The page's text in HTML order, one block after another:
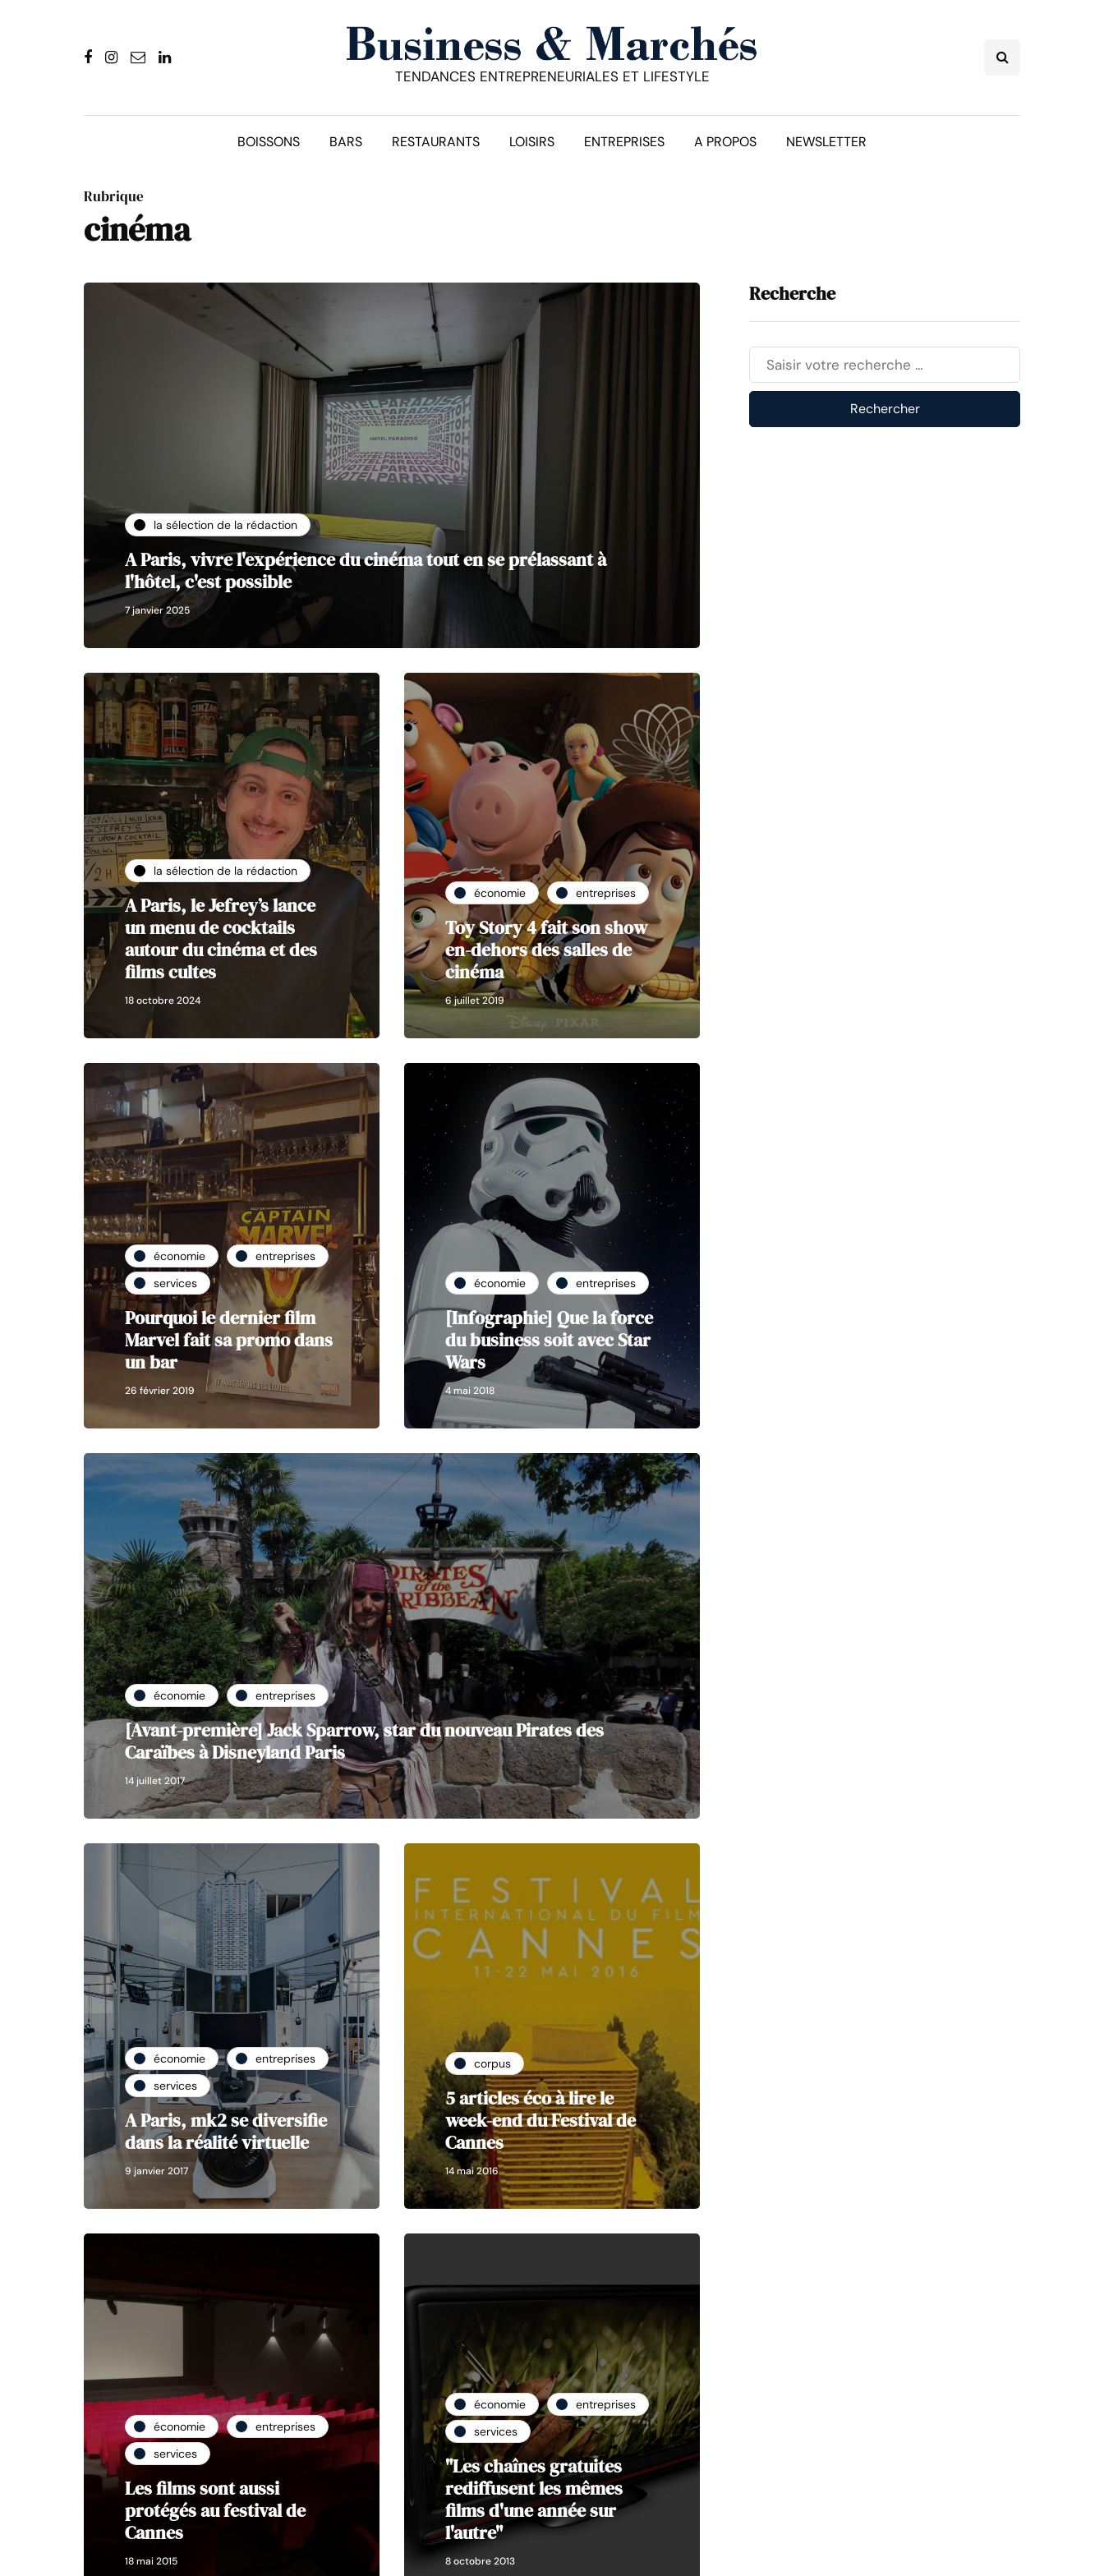
TENDANCES ENTREPRENEURIALES ET LIFESTYLE
BOISSONS BARS RESTAURANTS LOISIRS ENTREPRISES A PROPOS NEWSLETTER
Rubrique
cinéma
la sélection de la rédaction
A Paris, vivre l'expérience du cinéma tout en se prélassant à
l'hôtel, c'est possible
7 janvier 2025
la sélection de la rédaction
A Paris, le Jefrey’s lance
un menu de cocktails
autour du cinéma et des
films cultes
18 octobre 2024
économie entreprises
Toy Story 4 fait son show
en-dehors des salles de
cinéma
6 juillet 2019
économie
entreprises
services
Pourquoi le dernier film
Marvel fait sa promo dans
un bar
26 février 2019
économie entreprises
[Infographie] Que la force
du business soit avec Star
Wars
4 mai 2018
économie entreprises
[Avant-première] Jack Sparrow, star du nouveau Pirates des
Caraïbes à Disneyland Paris
14 juillet 2017
économie
entreprises
services
A Paris, mk2 se diversifie
dans la réalité virtuelle
9 janvier 2017
corpus
5 articles éco à lire le
week-end du Festival de
Cannes
14 mai 2016
économie
entreprises
services
Les films sont aussi
protégés au festival de
Cannes
18 mai 2015
économie
entreprises
services
"Les chaînes gratuites
rediffusent les mêmes
films d'une année sur
l'autre"
8 octobre 2013
Recherche